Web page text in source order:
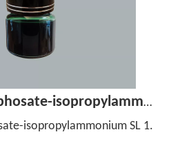
480g/L Sel de glyphosate-isopropylammonium SL
isopropylammonium SL 1.